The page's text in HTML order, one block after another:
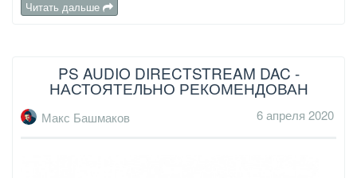
Читать дальше
PS AUDIO DIRECTSTREAM DAC -
НАСТОЯТЕЛЬНО РЕКОМЕНДОВАН
Макс Башмаков 6 апреля 2020